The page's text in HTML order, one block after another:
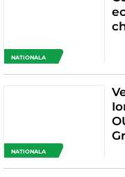
NATIONALA
NATIONALA